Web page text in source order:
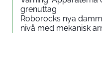
grenuttag
Roborocks nya
nivå med mekanisk